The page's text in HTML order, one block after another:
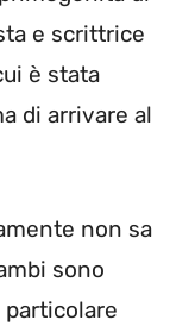
e scrittrice
è stata
di arrivare al
non sa
sono